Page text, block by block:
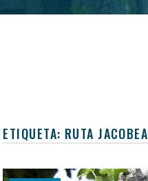
ETIQUETA: RUTA JACOBEA
Open post